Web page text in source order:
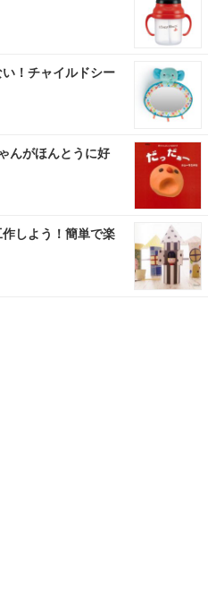
！チャイルドシー
んがほんとうに好
しよう！簡単で楽